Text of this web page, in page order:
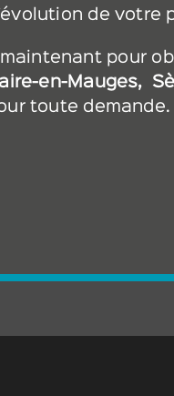
de
pour
en-Mauges,
toute demande.